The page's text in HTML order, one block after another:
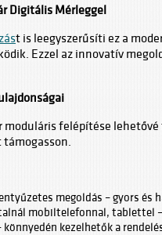
Digitális Mérleggel
t is leegyszerűsíti ez a
Ezzel az innovatív
felépítése
megoldás – gyors és
mobiltelefonnal, tablettel
kezelhetők a